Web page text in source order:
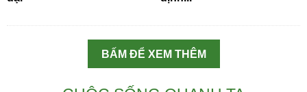
BẤM ĐỂ XEM THÊM